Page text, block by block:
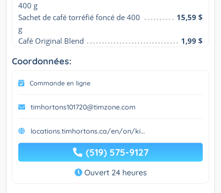
400 g
Sachet de café torréfié foncé de 400
g
15,59 $
Café Original Blend 1,99 $
Coordonnées:
Commande en ligne
timhortons101720@timzone.com
locations.timhortons.ca/en/on/ki...
(519) 575-9127
Ouvert 24 heures